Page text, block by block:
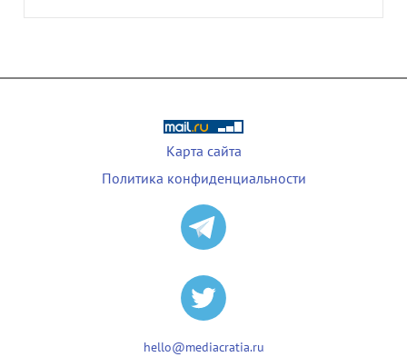
Карта сайта
Политика конфиденциальности
hello@mediacratia.ru